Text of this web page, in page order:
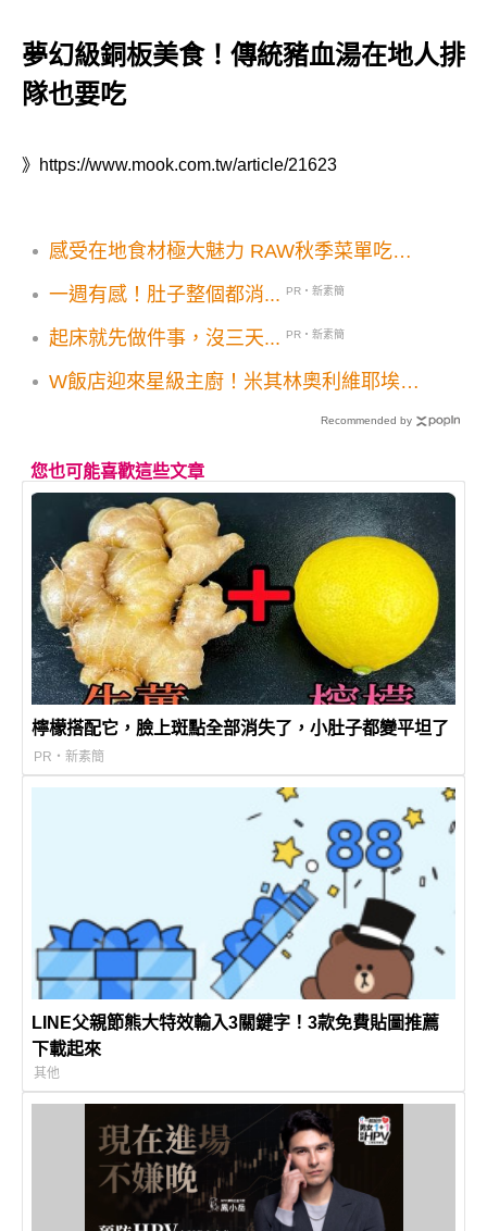
夢幻級銅板美食！傳統豬血湯在地人排
隊也要吃
》 https://www.mook.com.tw/article/21623
感受在地食材極大魅力 RAW秋季菜單吃到
一週有感！肚子整個都消...
PR・新素簡
起床就先做件事，沒三天... PR・新素簡
W飯店迎來星級主廚！米其林奧利維耶埃爾
Recommended by
您也可能喜歡這些文章
檸檬搭配它，臉上斑點全部消失了，小肚子都變平坦了
PR・新素簡
LINE父親節熊大特效輸入3關鍵字！3款免費貼圖推薦
下載起來
其他